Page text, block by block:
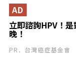
立即諮詢HPV！
晚！
AD
PR．台灣癌症基金會